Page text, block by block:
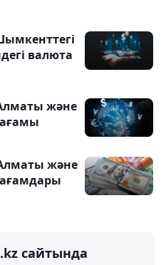
валюта
және
және
сайтында